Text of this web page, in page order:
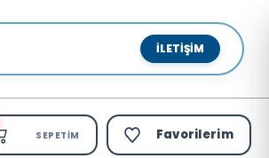
İLETIŞIM
SEPETIM Favorilerim